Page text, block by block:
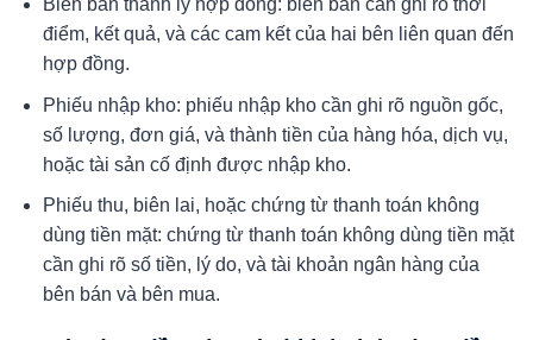
Biên bản thanh lý hợp đồng: biên bản cần ghi rõ thời
điểm, kết quả, và các cam kết của hai bên liên quan đến
hợp đồng.
Phiếu nhập kho: phiếu nhập kho cần ghi rõ nguồn gốc,
số lượng, đơn giá, và thành tiền của hàng hóa, dịch vụ,
hoặc tài sản cố định được nhập kho.
Phiếu thu, biên lai, hoặc chứng từ thanh toán không
dùng tiền mặt: chứng từ thanh toán không dùng tiền mặt
cần ghi rõ số tiền, lý do, và tài khoản ngân hàng của
bên bán và bên mua.